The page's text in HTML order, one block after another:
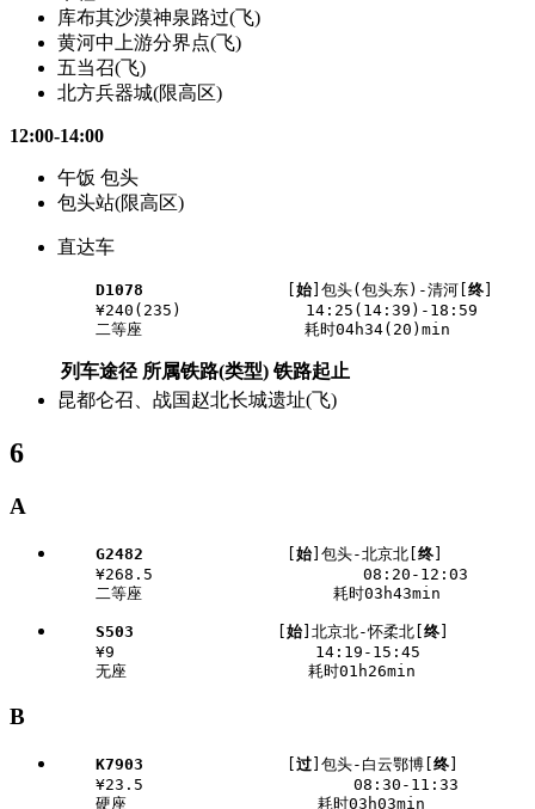
库布其沙漠神泉路过(飞)
黄河中上游分界点(飞)
五当召(飞)
北方兵器城(限高区)
12:00-14:00
午饭 包头
包头站(限高区)
直达车
D1078 始 ]包头(包头东)-清河[ 终
    ¥240(235)             14:25(14:39)-18:59
列车途径 所属铁路(类型) 铁路起止
昆都仑召、战国赵北长城遗址(飞)
6
A
G2482
               [
始]包头-北京北[终]
    ¥268.5                      08:20-12:03
S503
               [
始]北京北-怀柔北[终]
    ¥9                     14:19-15:45
B
K7903 过 ]包头-白云鄂博[ 终
    ¥23.5                      08:30-11:33